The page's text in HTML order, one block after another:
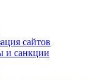
сайтов
и санкции